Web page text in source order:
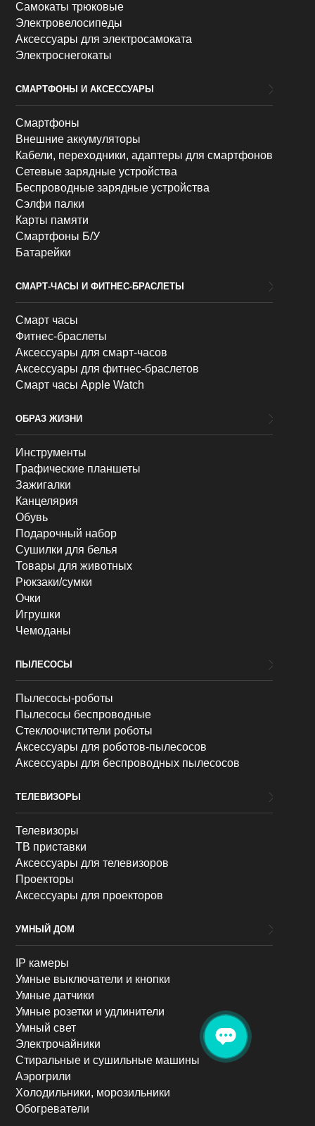
Самокаты трюковые
Электровелосипеды
Аксессуары для электросамоката
Электроснегокаты
СМАРТФОНЫ И АКСЕССУАРЫ
Смартфоны
Внешние аккумуляторы
Кабели, переходники, адаптеры для смартфонов
Сетевые зарядные устройства
Беспроводные зарядные устройства
Сэлфи палки
Карты памяти
Смартфоны Б/У
Батарейки
СМАРТ-ЧАСЫ И ФИТНЕС-БРАСЛЕТЫ
Смарт часы
Фитнес-браслеты
Аксессуары для смарт-часов
Аксессуары для фитнес-браслетов
Смарт часы Apple Watch
ОБРАЗ ЖИЗНИ
Инструменты
Графические планшеты
Зажигалки
Канцелярия
Обувь
Подарочный набор
Сушилки для белья
Товары для животных
Рюкзаки/сумки
Очки
Игрушки
Чемоданы
ПЫЛЕСОСЫ
Пылесосы-роботы
Пылесосы беспроводные
Стеклоочистители роботы
Аксессуары для роботов-пылесосов
Аксессуары для беспроводных пылесосов
ТЕЛЕВИЗОРЫ
Телевизоры
ТВ приставки
Аксессуары для телевизоров
Проекторы
Аксессуары для проекторов
УМНЫЙ ДОМ
IP камеры
Умные выключатели и кнопки
Умные датчики
Умные розетки и удлинители
Умный свет
Электрочайники
Стиральные и сушильные машины
Аэрогрили
Холодильники, морозильники
Обогреватели